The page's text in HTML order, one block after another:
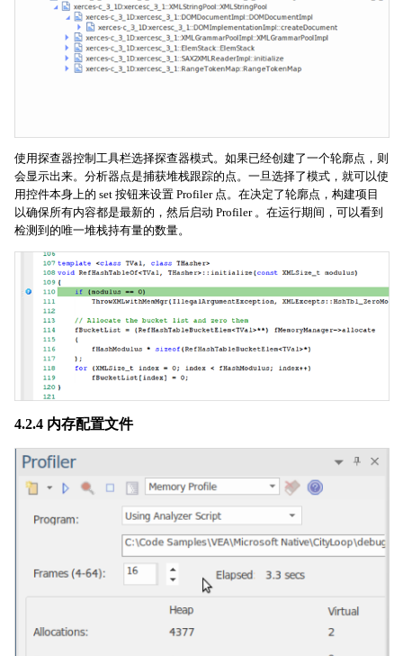
使用探查器控制工具栏选择探查器模式。如果已经创建了一个轮廓点，则
会显示出来。分析器点是捕获堆栈跟踪的点。一旦选择了模式，就可以使
用控件本身上的 set 按钮来设置 Profiler 点。在决定了轮廓点，构建项目
以确保所有内容都是最新的，然后启动 Profiler 。在运行期间，可以看到
检测到的唯一堆栈持有量的数量。
4.2.4 内存配置文件